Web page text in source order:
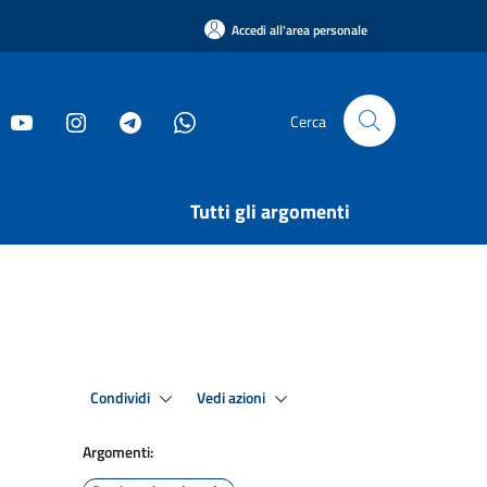
Accedi all'area personale
Cerca
Tutti gli argomenti
Condividi Vedi azioni
Argomenti: